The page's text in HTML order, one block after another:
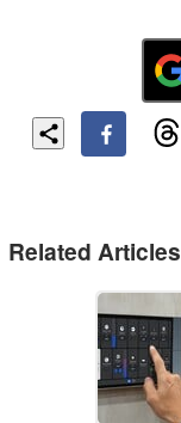
Related Articles